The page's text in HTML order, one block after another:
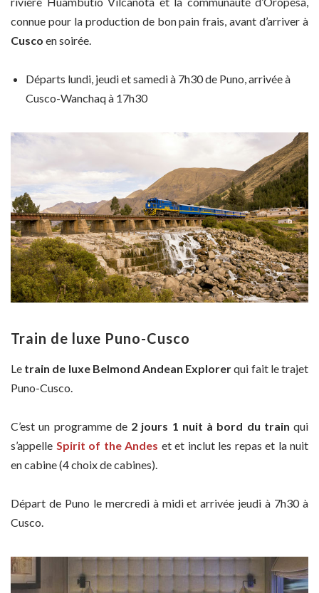
connue pour la production de bon pain frais, avant d’arriver à
Cusco en soirée.
Départs lundi, jeudi et samedi à 7h30 de Puno, arrivée à
Cusco-Wanchaq à 17h30
Train de luxe Puno-Cusco
Le train de luxe Belmond Andean Explorerqui fait le trajet
Puno-Cusco.
C’est un programme de 2 jours 1 nuit à bord du train qui
s’appelle Spirit of the Andes et et inclut les repas et la nuit
en cabine (4 choix de cabines).
Départ de Puno le mercredi à midi et arrivée jeudi à 7h30 à
Cusco.